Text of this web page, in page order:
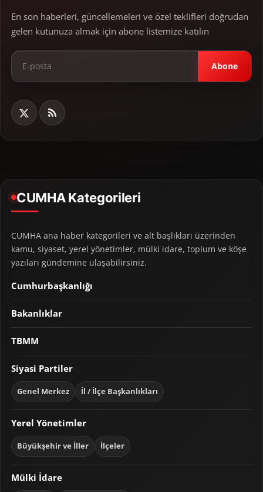
En son haberleri, güncellemeleri ve özel teklifleri doğrudan
gelen kutunuza almak için abone listemize katılın
Abone
CUMHA Kategorileri
CUMHA ana haber kategorileri ve alt başlıkları üzerinden
kamu, siyaset, yerel yönetimler, mülki idare, toplum ve köşe
yazıları gündemine ulaşabilirsiniz.
Cumhurbaşkanlığı
Bakanlıklar
TBMM
Siyasi Partiler
Genel Merkez İl / İlçe Başkanlıkları
Yerel Yönetimler
Büyükşehir ve İller İlçeler
Mülki İdare